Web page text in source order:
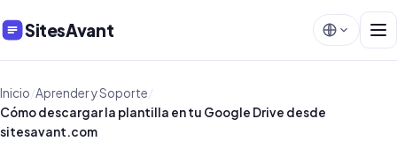
SitesAvant
Inicio/Aprender y Soporte/
Cómo descargar la plantilla en tu Google Drive desde
sitesavant.com